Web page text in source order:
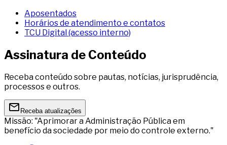
Aposentados
Horários de atendimento e contatos
TCU Digital (acesso interno)
Assinatura de Conteúdo
Receba conteúdo sobre pautas, notícias, jurisprudência,
processos e outros.
Receba atualizações
Missão: "Aprimorar a Administração Pública em
benefício da sociedade por meio do controle externo."